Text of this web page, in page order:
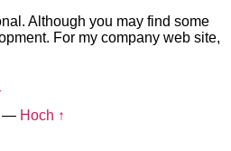
Although you may find some
For my company web site,
— Hoch ↑